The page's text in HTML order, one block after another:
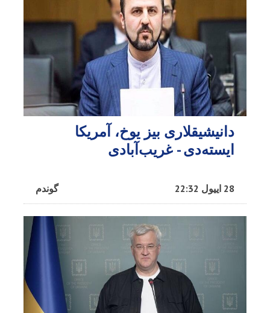
دانیشیقلاری بیز یوخ، آمریکا
ایسته‌دی - غریب‌آبادی
گوندم 28 اییول 22:32